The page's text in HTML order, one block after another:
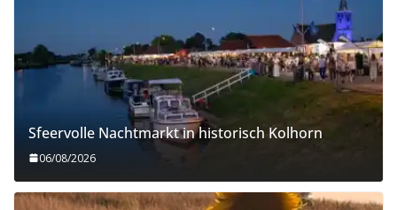
Sfeervolle Nachtmarkt in historisch Kolhorn
06/08/2026